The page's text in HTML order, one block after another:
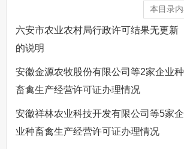
六安市农业农村局行政许可结果无更新
的说明
安徽金源农牧股份有限公司等2家企业种
畜禽生产经营许可证办理情况
安徽祥林农业科技开发有限公司等5家企
业种畜禽生产经营许可证办理情况